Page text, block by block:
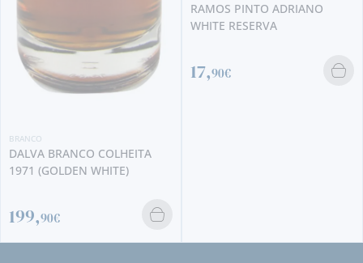
RAMOS PINTO ADRIANO
WHITE RESERVA
17,90€